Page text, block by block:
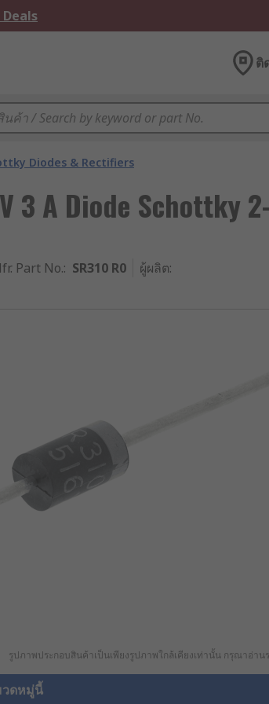
ติ
Diodes & Rectifiers
3 A Diode Schottky 2-
Part No.: SR310 R0 ผู้ผลิต:
รูปภาพประกอบสินค้าเป็นเพียงรูปภาพใกล้เคียงเท่านั้น กรุณาอ่าน
ดหมู่นี้